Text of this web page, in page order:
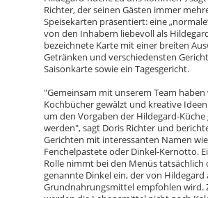
Richter, der seinen Gästen immer
Speisekarten präsentiert: eine
von den Inhabern liebevoll als
bezeichnete Karte mit einer breiten
Getränken und verschiedensten
Saisonkarte sowie ein Tagesgericht.
"Gemeinsam mit unserem Team haben
Kochbücher gewälzt und kreative
um den Vorgaben der Hildegard-Küche
werden", sagt Doris Richter und
Gerichten mit interessanten Namen
Fenchelpastete oder Dinkel-Kernotto.
Rolle nimmt bei den Menüs tatsächlich
genannte Dinkel ein, der von Hildegard
Grundnahrungsmittel empfohlen wird.